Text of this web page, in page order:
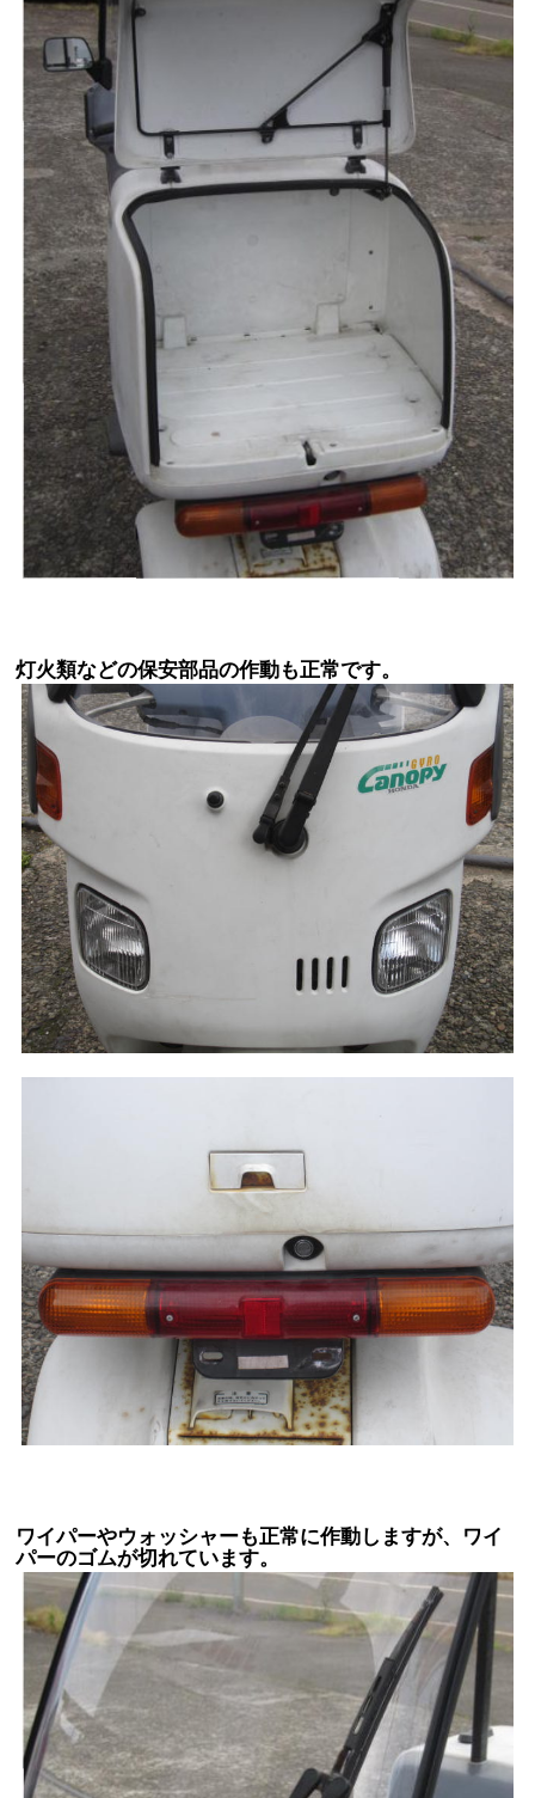
灯火類などの保安部品の作動も正常です。
ワイパーやウォッシャーも正常に作動しますが、ワイ
パーのゴムが切れています。